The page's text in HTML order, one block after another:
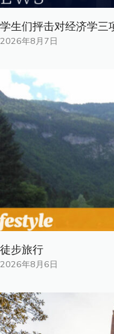
学生们抨击对经济学三
2026年8月7日
徒步旅行
2026年8月6日